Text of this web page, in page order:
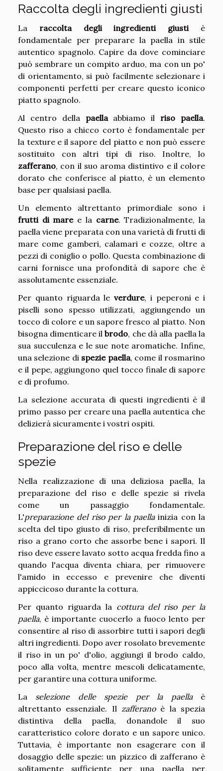
Raccolta degli ingredienti giusti
La raccolta degli ingredienti giusti è
fondamentale per preparare la paella in stile
autentico spagnolo. Capire da dove cominciare
può sembrare un compito arduo, ma con un po'
di orientamento, si può facilmente selezionare i
componenti perfetti per creare questo iconico
piatto spagnolo.
Al centro della paellaabbiamo il riso paella.
Questo riso a chicco corto è fondamentale per
la texture e il sapore del piatto e non può essere
sostituito con altri tipi di riso. Inoltre, lo
zafferano, con il suo aroma distintivo e il colore
dorato che conferisce al piatto, è un elemento
base per qualsiasi paella.
Un elemento altrettanto primordiale sono i
frutti di maree la carne. Tradizionalmente, la
paella viene preparata con una varietà di frutti di
mare come gamberi, calamari e cozze, oltre a
pezzi di coniglio o pollo. Questa combinazione di
carni fornisce una profondità di sapore che è
assolutamente essenziale.
Per quanto riguarda le verdure, i peperoni e i
piselli sono spesso utilizzati, aggiungendo un
tocco di colore e un sapore fresco al piatto. Non
bisogna dimenticare ilbrodo, che dà alla paella la
sua succulenza e le sue note aromatiche. Infine,
una selezione di spezie paella, come il rosmarino
e il pepe, aggiungono quel tocco finale di sapore
e di profumo.
La selezione accurata di questi ingredienti è il
primo passo per creare una paella autentica che
delizierà sicuramente i vostri ospiti.
Preparazione del riso e delle
spezie
Nella realizzazione di una deliziosa paella, la
preparazione del riso e delle spezie si rivela
come un passaggio fondamentale.
L'preparazione del riso per la paellainizia con la
scelta del tipo giusto di riso, preferibilmente un
riso a grano corto che assorbe bene i sapori. Il
riso deve essere lavato sotto acqua fredda fino a
quando l'acqua diventa chiara, per rimuovere
l'amido in eccesso e prevenire che diventi
appiccicoso durante la cottura.
Per quanto riguarda la cottura del riso per la
paella, è importante cuocerlo a fuoco lento per
consentire al riso di assorbire tutti i sapori degli
altri ingredienti. Dopo aver rosolato brevemente
il riso in un po' d'olio, aggiungi il brodo caldo,
poco alla volta, mentre mescoli delicatamente,
per garantire una cottura uniforme.
La selezione delle spezie per la paellaè
altrettanto essenziale. Il zafferanoè la spezia
distintiva della paella, donandole il suo
caratteristico colore dorato e un sapore unico.
Tuttavia, è importante non esagerare con il
dosaggio delle spezie: un pizzico di zafferano è
solitamente sufficiente per una paella per